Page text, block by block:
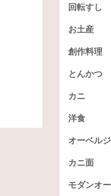
回転すし
お土産
創作料理
とんかつ
カニ
洋食
オーベル
カニ面
モダンオ